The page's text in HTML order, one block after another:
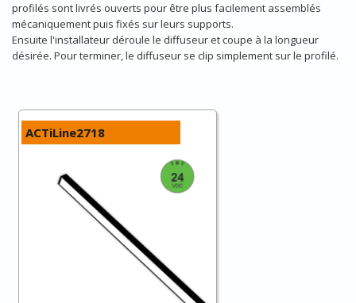
profilés sont livrés ouverts pour être plus facilement assemblés
mécaniquement puis fixés sur leurs supports.
Ensuite l'installateur déroule le diffuseur et coupe à la longueur
désirée. Pour terminer, le diffuseur se clip simplement sur le profilé.
ACTiLine2718